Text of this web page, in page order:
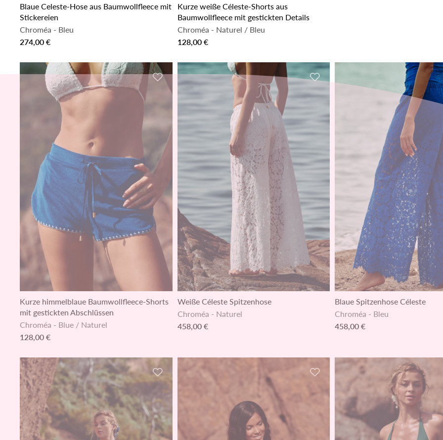
Blaue Celeste-Hose aus Baumwollfleece mit
Stickereien
Chroméa - Bleu
274,00 €
Kurze weiße Céleste-Shorts aus
Baumwollfleece mit gestickten Details
Chroméa - Naturel / Bleu
128,00 €
Zur Wunschliste hinzufügen
Kurze himmelblaue Baumwollfleece-Shorts
mit gestickten Abschlüssen
Chroméa - Blue / Naturel
128,00 €
Zur Wunschliste hinzufügen
Weiße Céleste Spitzenhose
Chroméa - Naturel
458,00 €
Blaue Spitzenhose Céleste
Chroméa - Bleu
458,00 €
Zur Wunschliste hinzufügen Zur Wunschliste hinzufügen